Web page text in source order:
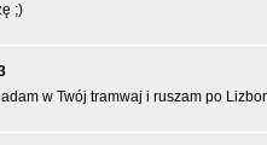
;)
w Twój tramwaj i ruszam po